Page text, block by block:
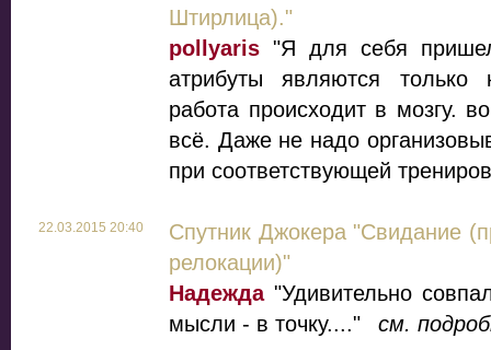
Штирлица)."
pollyaris "Я для себя
атрибуты являются
работа происходит в мозгу.
всё. Даже не надо
при соответствующей
22.03.2015 20:40
Спутник Джокера "Свидание
релокации)"
Надежда"Удивительно
мысли - в точку...."
см.